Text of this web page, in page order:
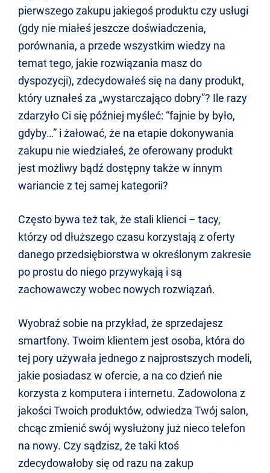
pierwszego zakupu jakiegoś produktu czy usługi
(gdy nie miałeś jeszcze doświadczenia,
porównania, a przede wszystkim wiedzy na
temat tego, jakie rozwiązania masz do
dyspozycji), zdecydowałeś się na dany produkt,
który uznałeś za „wystarczająco dobry”? Ile razy
zdarzyło Ci się później myśleć: “fajnie by było,
gdyby…” i żałować, że na etapie dokonywania
zakupu nie wiedziałeś, że oferowany produkt
jest możliwy bądź dostępny także w innym
wariancie z tej samej kategorii?
Często bywa też tak, że stali klienci – tacy,
którzy od dłuższego czasu korzystają z oferty
danego przedsiębiorstwa w określonym zakresie
po prostu do niego przywykają i są
zachowawczy wobec nowych rozwiązań.
Wyobraź sobie na przykład, że sprzedajesz
smartfony. Twoim klientem jest osoba, która do
tej pory używała jednego z najprostszych modeli,
jakie posiadasz w ofercie, a na co dzień nie
korzysta z komputera i internetu. Zadowolona z
jakości Twoich produktów, odwiedza Twój salon,
chcąc zmienić swój wysłużony już nieco telefon
na nowy. Czy sądzisz, że taki ktoś
zdecydowałoby się od razu na zakup